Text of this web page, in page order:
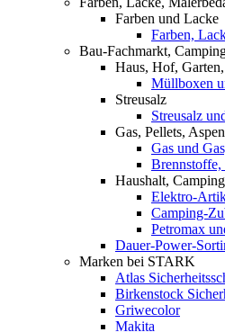
Farben und Lacke
Farben,
Bau-Fachmarkt,
Haus, Hof,
Müllboxen
Streusalz
Streusalz
Gas, Pellets,
Gas und
Haushalt,
Elektro-
Camping-
Petromax
Dauer-Power-
Marken bei STARK
Atlas
Birkenstock
Griwecolor
Makita